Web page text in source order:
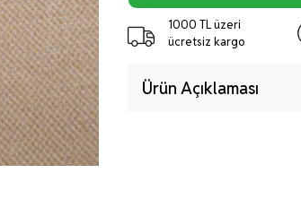
1000 TL üzeri
ücretsiz kargo
Ürün Açıklaması